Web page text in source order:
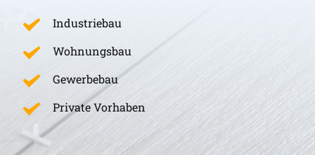
Industriebau
Wohnungsbau
Gewerbebau
Private Vorhaben